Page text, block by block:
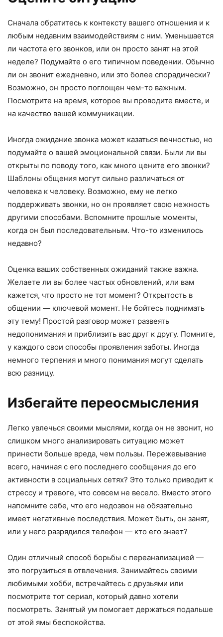
Сначала обратитесь к контексту вашего отношения и к
любым недавним взаимодействиям с ним. Уменьшается
ли частота его звонков, или он просто занят на этой
неделе? Подумайте о его типичном поведении. Обычно
ли он звонит ежедневно, или это более спорадически?
Возможно, он просто поглощен чем-то важным.
Посмотрите на время, которое вы проводите вместе, и
на качество вашей коммуникации.
Иногда ожидание звонка может казаться вечностью, но
подумайте о вашей эмоциональной связи. Были ли вы
открыты по поводу того, как много цените его звонки?
Шаблоны общения могут сильно различаться от
человека к человеку. Возможно, ему не легко
поддерживать звонки, но он проявляет свою нежность
другими способами. Вспомните прошлые моменты,
когда он был последовательным. Что-то изменилось
недавно?
Оценка ваших собственных ожиданий также важна.
Желаете ли вы более частых обновлений, или вам
кажется, что просто не тот момент? Открытость в
общении — ключевой момент. Не бойтесь поднимать
эту тему! Простой разговор может развеять
недопонимания и приблизить вас друг к другу. Помните,
у каждого свои способы проявления заботы. Иногда
немного терпения и много понимания могут сделать
всю разницу.
Избегайте переосмысления
Легко увлечься своими мыслями, когда он не звонит, но
слишком много анализировать ситуацию может
принести больше вреда, чем пользы. Пережевывание
всего, начиная с его последнего сообщения до его
активности в социальных сетях? Это только приводит к
стрессу и тревоге, что совсем не весело. Вместо этого
напомните себе, что его недозвон не обязательно
имеет негативные последствия. Может быть, он занят,
или у него разрядился телефон — кто его знает?
Один отличный способ борьбы с переанализацией —
это погрузиться в отвлечения. Занимайтесь своими
любимыми хобби, встречайтесь с друзьями или
посмотрите тот сериал, который давно хотели
посмотреть. Занятый ум помогает держаться подальше
от этой ямы беспокойства.